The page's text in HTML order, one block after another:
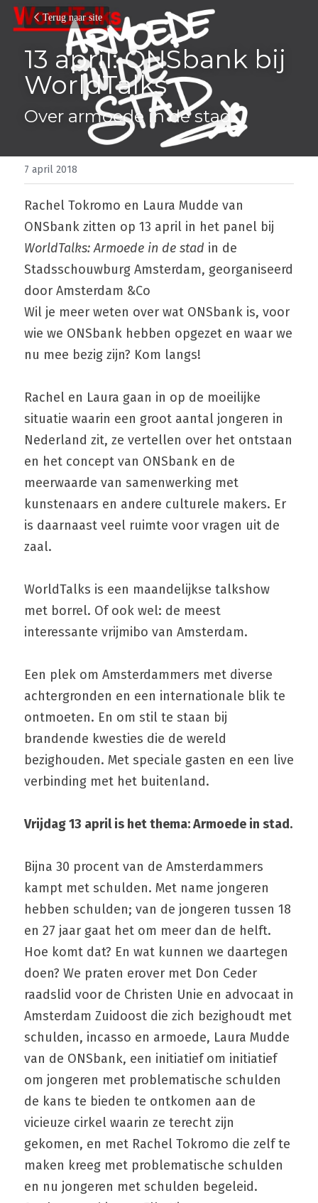
Terug naar site
13 april: ONSbank bij
WorldTalks
Over armoede in de stad
7 april 2018
Rachel Tokromo​ en Laura Mudde​ van
WorldTalks: Armoede in de stad in de
Stadsschouwburg Amsterdam, georganiseerd
door Amsterdam &Co
Wil je meer weten over wat ONSbank is, voor
wie we ONSbank hebben opgezet en waar we
nu mee bezig zijn? Kom langs!
Rachel en Laura gaan in op de moeilijke
situatie waarin een groot aantal jongeren in
Nederland zit, ze vertellen over het ontstaan
en het concept van ONSbank en de
meerwaarde van samenwerking met
kunstenaars en andere culturele makers. Er
is daarnaast veel ruimte voor vragen uit de
zaal.
WorldTalks is een maandelijkse talkshow
met borrel. Of ook wel: de meest
interessante vrijmibo van Amsterdam.
Een plek om Amsterdammers met diverse
achtergronden en een internationale blik te
ontmoeten. En om stil te staan bij
brandende kwesties die de wereld
bezighouden. Met speciale gasten en een live
verbinding met het buitenland.
Vrijdag 13 april is het thema: Armoede in stad.
Bijna 30 procent van de Amsterdammers
kampt met schulden. Met name jongeren
hebben schulden; van de jongeren tussen 18
en 27 jaar gaat het om meer dan de helft.
Hoe komt dat? En wat kunnen we daartegen
doen? We praten erover met Don Ceder
raadslid voor de Christen Unie en advocaat in
Amsterdam Zuidoost die zich bezighoudt met
schulden, incasso en armoede, Laura Mudde
van de ONSbank, een initiatief om initiatief
om jongeren met problematische schulden
de kans te bieden te ontkomen aan de
vicieuze cirkel waarin ze terecht zijn
gekomen, en met Rachel Tokromo die zelf te
maken kreeg met problematische schulden
en nu jongeren met schulden begeleid.